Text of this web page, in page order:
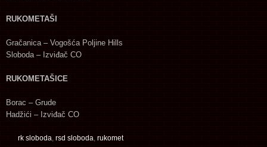
RUKOMETAŠI
Gračanica – Vogošća Poljine Hills
Sloboda – Izviđač CO
RUKOMETAŠICE
Borac – Grude
Hadžići – Izviđač CO
rk sloboda rsd sloboda rukomet